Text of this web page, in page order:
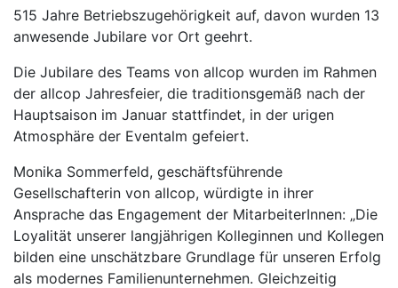
515 Jahre Betriebszugehörigkeit auf, davon wurden 13
anwesende Jubilare vor Ort geehrt.
Die Jubilare des Teams von allcop wurden im Rahmen
der allcop Jahresfeier, die traditionsgemäß nach der
Hauptsaison im Januar stattfindet, in der urigen
Atmosphäre der Eventalm gefeiert.
Monika Sommerfeld, geschäftsführende
Gesellschafterin von allcop, würdigte in ihrer
Ansprache das Engagement der MitarbeiterInnen: „Die
Loyalität unserer langjährigen Kolleginnen und Kollegen
bilden eine unschätzbare Grundlage für unseren Erfolg
als modernes Familienunternehmen. Gleichzeitig